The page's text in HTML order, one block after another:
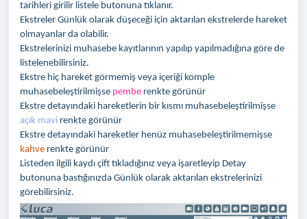
tarihleri girilir listele butonuna tıklanır.
Ekstreler Günlük olarak düşeceği için aktarılan ekstrelerde hareket
olmayanlar da olabilir.
Ekstrelerinizi muhasebe kayıtlarının yapılıp yapılmadığına göre de
listelenebilirsiniz.
Ekstre hiç hareket görmemiş veya içeriği komple
muhasebeleştirilmişse pembe renkte görünür
Ekstre detayındaki hareketlerin bir kısmı muhasebeleştirilmişse
açık mavi renkte görünür
Ekstre detayındaki hareketler henüz muhasebeleştirilmemişse
kahve renkte görünür
Listeden ilgili kaydı çift tıkladığınız veya işaretleyip Detay
butonuna bastığınızda Günlük olarak aktarılan ekstrelerinizi
görebilirsiniz.